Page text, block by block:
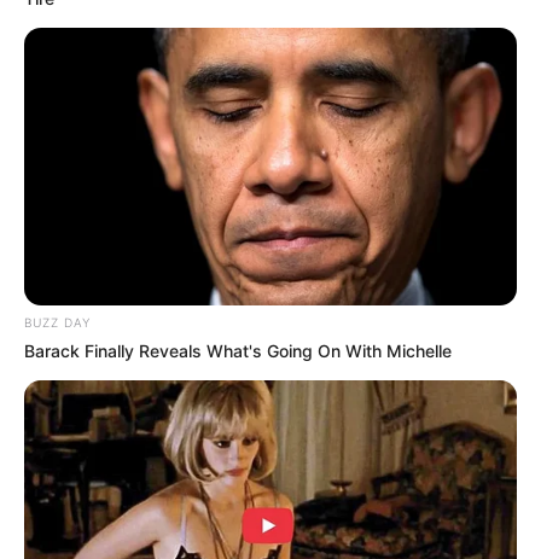
53 Kata-Kata Menyambut
Bulan Juli, Semangat
57 Kata-Kata Menyambut
Bulan Juni, Spesial Bisa
jadi Motivasi
BUZZ DAY
Barack Finally Reveals What's Going On With Michelle